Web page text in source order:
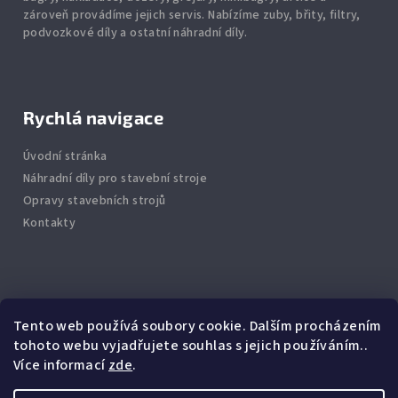
Tento web používá soubory cookie. Dalším procházením
tohoto webu vyjadřujete souhlas s jejich používáním..
Více informacízde.
zároveň provádíme jejich servis. Nabízíme zuby,břity,filtry,
podvozkové díly a ostatní náhradní díly.
Rychlá navigace
Úvodní stránka
Náhradní díly pro stavební stroje
Opravy stavebních strojů
Kontakty
Jak nakupovat
Obchodní podmínky